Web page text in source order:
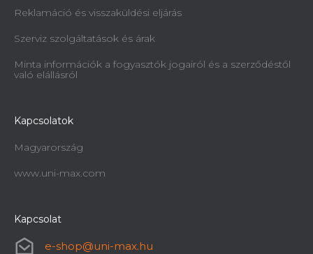
Reklamáció és visszaküldési eljárás
Szerviz szolgáltatások és árak
Minta információk a fogyasztók jogairól és a szerződéstől
való elállásról
Kapcsolatok
Magyarország
www.uni-max.com
Kapcsolat
e-shop@uni-max.hu